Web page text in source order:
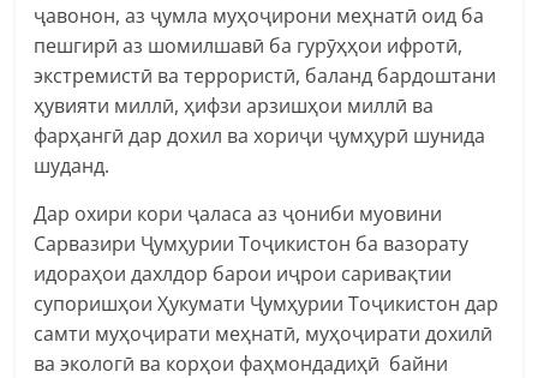
ҷавонон, аз ҷумла муҳоҷирони меҳнатӣ оид ба
пешгирӣ аз шомилшавӣ ба гурӯҳҳои ифротӣ,
экстремистӣ ва террористӣ, баланд бардоштани
ҳувияти миллӣ, ҳифзи арзишҳои миллӣ ва
фарҳангӣ дар дохил ва хориҷи ҷумҳурӣ шунида
шуданд.
Дар охири кори ҷаласа аз ҷониби муовини
Сарвазири Ҷумҳурии Тоҷикистон ба вазорату
идораҳои дахлдор барои иҷрои саривақтии
супоришҳои Ҳукумати Ҷумҳурии Тоҷикистон дар
самти муҳоҷирати меҳнатӣ, муҳоҷирати дохилӣ
ва экологӣ ва корҳои фаҳмондадиҳӣ байни